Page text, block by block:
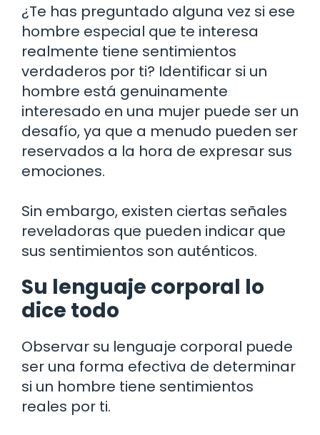
¿Te has preguntado alguna vez si ese
hombre especial que te interesa
realmente tiene sentimientos
verdaderos por ti? Identificar si un
hombre está genuinamente
interesado en una mujer puede ser un
desafío, ya que a menudo pueden ser
reservados a la hora de expresar sus
emociones.
Sin embargo, existen ciertas señales
reveladoras que pueden indicar que
sus sentimientos son auténticos.
Su lenguaje corporal lo
dice todo
Observar su lenguaje corporal puede
ser una forma efectiva de determinar
si un hombre tiene sentimientos
reales por ti.